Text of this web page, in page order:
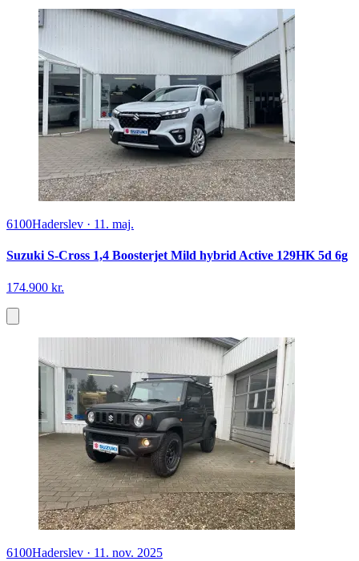
6100Haderslev · 11. maj.
Suzuki S-Cross 1,4 Boosterjet Mild hybrid Active 129HK 5d 6g
174.900 kr.
6100Haderslev · 11. nov. 2025